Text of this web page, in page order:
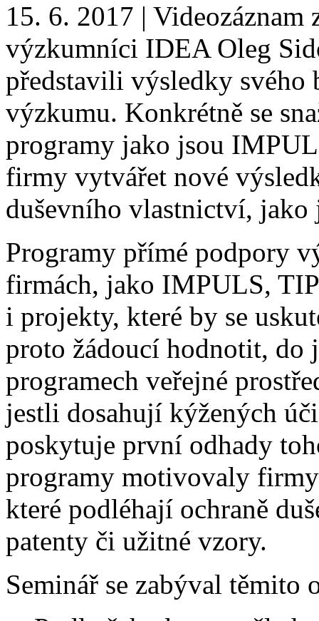
15. 6. 2017 | Videozáznam
výzkumníci IDEA Oleg
představili výsledky
výzkumu. Konkrétně se
programy jako jsou
firmy vytvářet nové
duševního vlastnictví, jako
Programy přímé podpory
firmách, jako IMPULS,
i projekty, které by se
proto žádoucí hodnotit, do
programech veřejné
jestli dosahují kýžených
poskytuje první odhady
programy motivovaly
které podléhají ochraně
patenty či užitné vzory.
Seminář se zabýval těmito